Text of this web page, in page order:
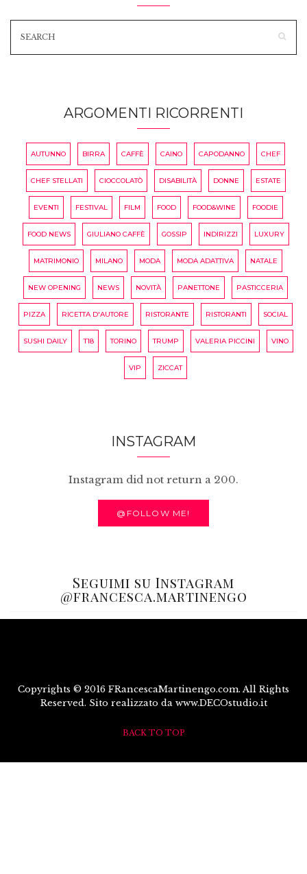
ARGOMENTI RICORRENTI
AUTUNNO BIRRA CAFFÈ CAINO CAPODANNO CHEF
CHEF STELLATI CIOCCOLATÒ DISABILITÀ DONNE ESTATE
EVENTI FESTIVAL FILM FOOD FOOD&WINE FOODIE
FOOD NEWS GIULIANO CAFFÈ GOSSIP INDIRIZZI LUXURY
MATRIMONIO MILANO MODA MODA ADATTIVA NATALE
NEW OPENING NEWS NOVITÀ PANETTONE PASTICCERIA
PIZZA RICETTA D'AUTORE RISTORANTE RISTORANTI SOCIAL
SUSHI DAILY T18 TORINO TRUMP VALERIA PICCINI VINO
VIP ZICCAT
INSTAGRAM
Instagram did not return a 200.
@FOLLOW ME!
Seguimi su Instagram
@francesca.martinengo
Copyrights © 2016 FRancescaMartinengo.com. All Rights
Reserved. Sito realizzato da www.DECOstudio.it
BACK TO TOP